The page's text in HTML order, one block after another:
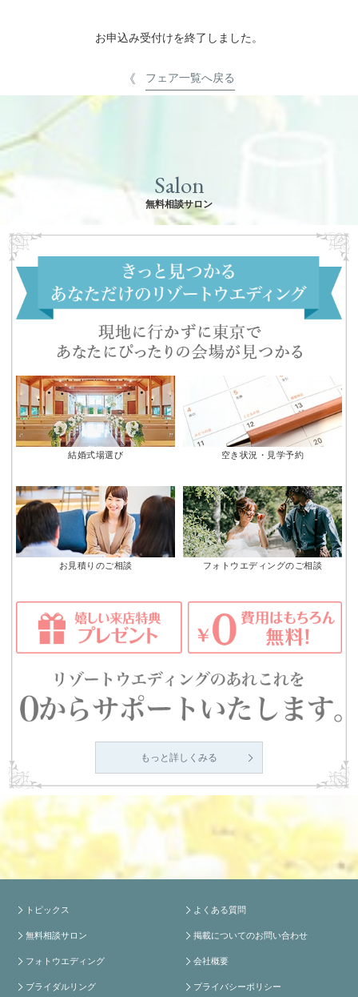
お申込み受付けを終了しました。
フェア一覧へ戻る
Salon
無料相談サロン
結婚式場選び 空き状況・見学予約
お見積りのご相談 フォトウエディングのご相談
もっと詳しくみる
トピックス
無料相談サロン
フォトウエディング
ブライダルリング
よくある質問
掲載についてのお問い合わせ
会社概要
プライバシーポリシー